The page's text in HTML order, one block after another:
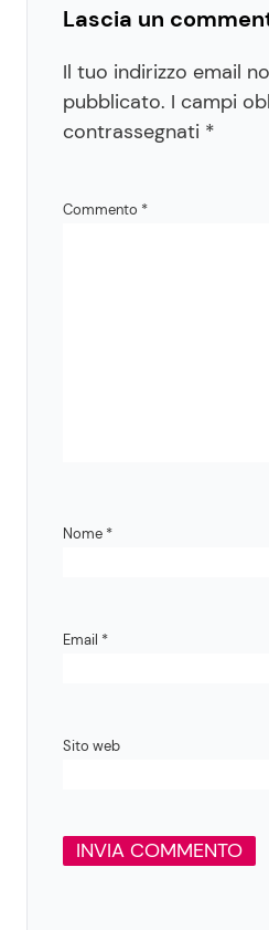
Lascia un
Il tuo indirizzo email
pubblicato. I campi
contrassegnati *
Commento *
Nome *
Email *
Sito web